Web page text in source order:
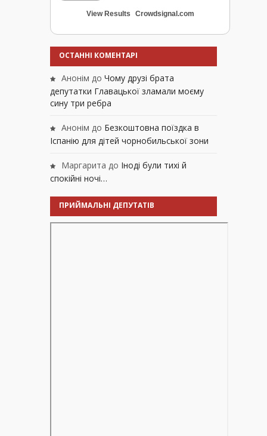
View Results Crowdsignal.com
ОСТАННІ КОМЕНТАРІ
Анонім до Чому друзі брата
депутатки Главацької зламали моєму
сину три ребра
Анонім до Безкоштовна поїздка в
Іспанію для дітей чорнобильської зони
Маргарита до Іноді були тихі й
спокійні ночі…
ПРИЙМАЛЬНІ ДЕПУТАТІВ